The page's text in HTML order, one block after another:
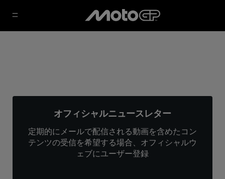
オフィシャルニュースレター
定期的にメールで配信される動画を含めたコン
テンツの受信を希望する場合、オフィシャルウ
ェブにユーザー登録